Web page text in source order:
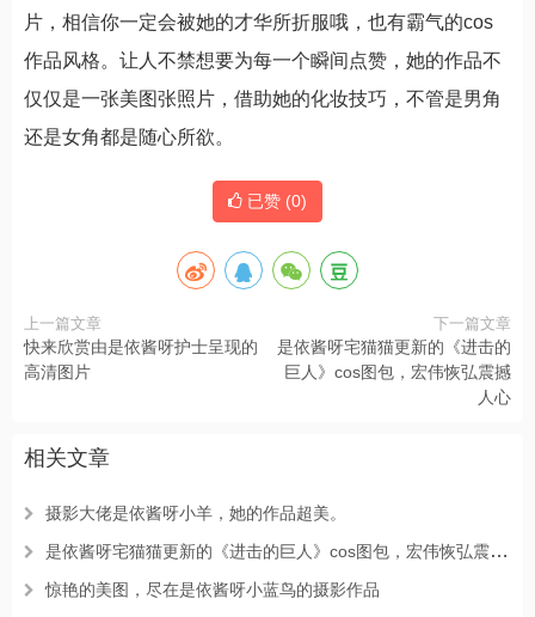
片，相信你一定会被她的才华所折服哦，也有霸气的cos
作品风格。让人不禁想要为每一个瞬间点赞，她的作品不
仅仅是一张美图张照片，借助她的化妆技巧，不管是男角
还是女角都是随心所欲。
已赞 (0)
上一篇文章
快来欣赏由是依酱呀护士呈现的
高清图片
下一篇文章
是依酱呀宅猫猫更新的《进击的
巨人》cos图包，宏伟恢弘震撼
人心
相关文章
摄影大佬是依酱呀小羊，她的作品超美。
是依酱呀宅猫猫更新的《进击的巨人》cos图包，宏伟恢弘震撼人心
惊艳的美图，尽在是依酱呀小蓝鸟的摄影作品